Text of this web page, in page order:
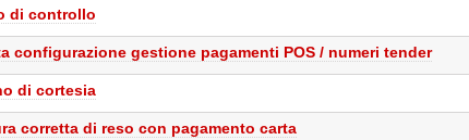
di controllo
configurazione gestione pagamenti POS / numeri tender
di cortesia
corretta di reso con pagamento carta